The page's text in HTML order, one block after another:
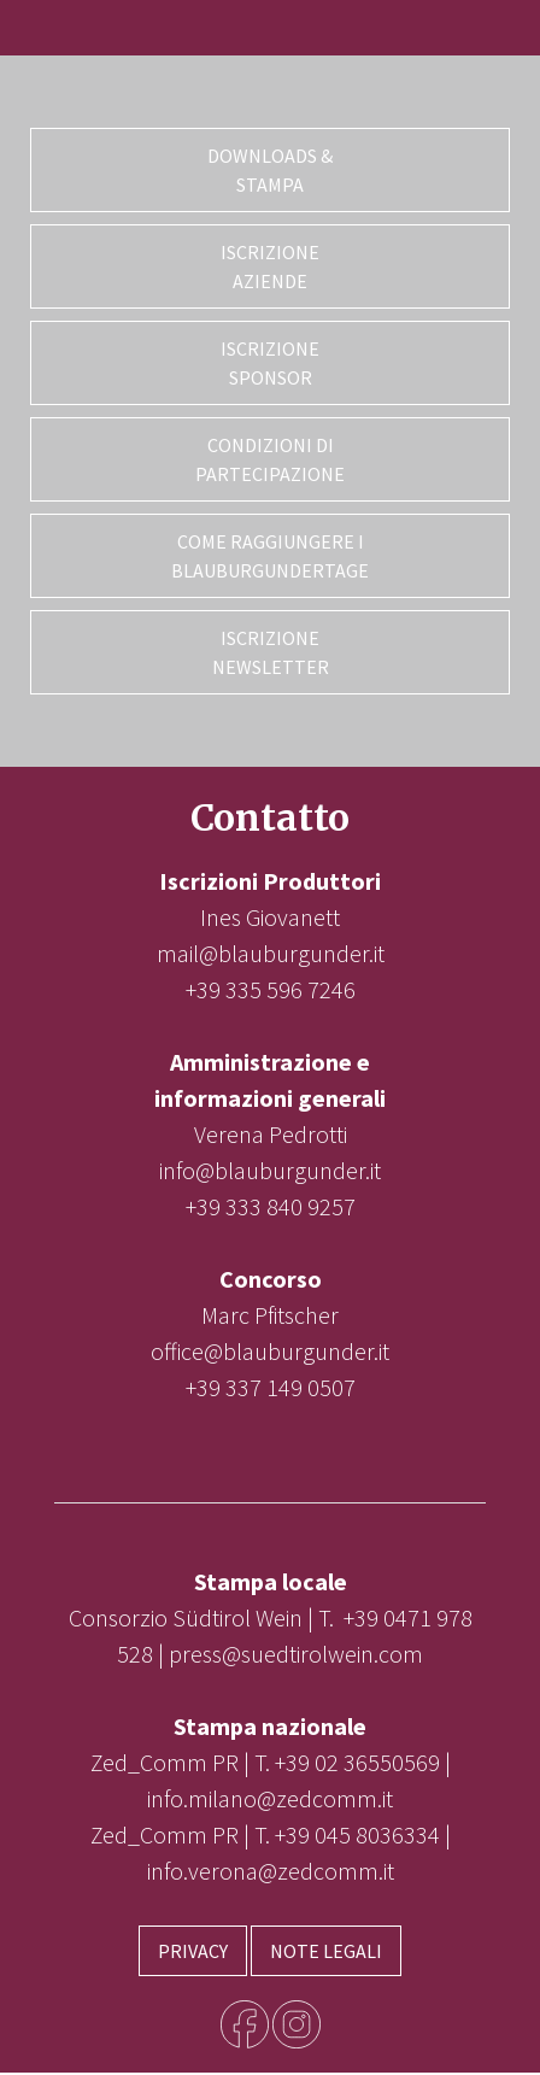
DOWNLOADS &
STAMPA
ISCRIZIONE
AZIENDE
ISCRIZIONE
SPONSOR
CONDIZIONI DI
PARTECIPAZIONE
COME RAGGIUNGERE I
BLAUBURGUNDERTAGE
ISCRIZIONE
NEWSLETTER
Contatto
Iscrizioni Produttori
Ines Giovanett
mail@blauburgunder.it
+39 335 596 7246
Amministrazione e
informazioni generali
Verena Pedrotti
info@blauburgunder.it
+39 333 840 9257
Concorso
Marc Pfitscher
office@blauburgunder.it
+39 337 149 0507
Stampa locale
Consorzio Südtirol Wein | T. +39 0471 978
528 | press@suedtirolwein.com
Stampa nazionale
Zed_Comm PR | T. +39 02 36550569 |
info.milano@zedcomm.it
Zed_Comm PR | T. +39 045 8036334 |
info.verona@zedcomm.it
PRIVACY NOTE LEGALI